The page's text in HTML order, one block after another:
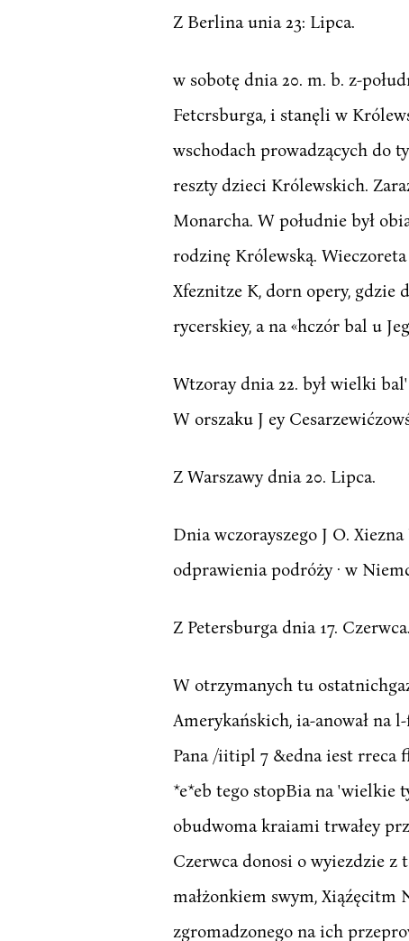
Z Berlina unia 23: Lipca.
w sobotę dnia 20. m. b. z-
Fetcrsburga, i stanęli w
wschodach prowadzących do
reszty dzieci Królewskich.
Monarcha. W południe był
rodzinę Królewską.
Xfeznitze K, dorn opery, gdzie
rycerskiey, a na «hczór bal u
Wtzoray dnia 22. był wielki
W orszaku J ey
Z Warszawy dnia 20. Lipca.
Dnia wczorayszego J O.
odprawienia podróży · w
Z Petersburga dnia 17. Czerwca.
W otrzymanych tu
Amerykańskich, ia-anował na
Pana /iitipl 7 &edna iest rreca
*e*eb tego stopBia na 'wielkie
obudwoma kraiami trwałey
Czerwca donosi o wyiezdzie z
małżonkiem swym, Xiąźęcitm
zgromadzonego na ich